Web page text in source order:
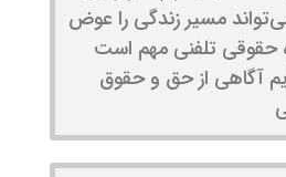
مسیر زندگی را عوض
حقوقی تلفنی مهم است
آگاهی از حق و حقوق